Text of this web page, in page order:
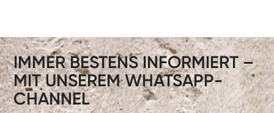
IMMER BESTENS INFORMIERT –
MIT UNSEREM WHATSAPP-
CHANNEL